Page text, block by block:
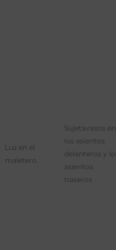
Luz en el
maletero
Sujetavasos en
los asientos
delanteros y
asientos
traseros